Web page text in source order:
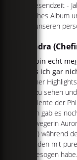
Jahresendzeit -
welches Album
auf unseren
Sandra
Ich bin echt
dass ich gar
meiner
live zu sehen
Ambiente der
Dann gab es
Norwegerin
dort!) während
Stunden mit
eingesogen habe.